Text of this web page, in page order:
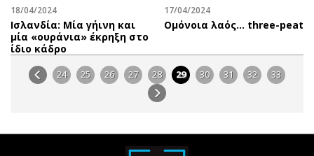
18/04/2024
Ισλανδία: Μία γήινη και
μία «ουράνια» έκρηξη στο
ίδιο κάδρο
17/04/2024
Oμόνοια λαός… three-peat
24 25 26 27 28 29 30 31 32 33